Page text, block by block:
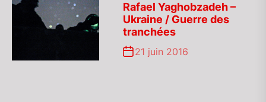
Rafael Yaghobzadeh –
Ukraine / Guerre des
tranchées
21 juin 2016